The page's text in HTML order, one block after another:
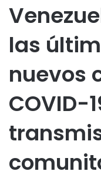
las
nuevos
COVID-